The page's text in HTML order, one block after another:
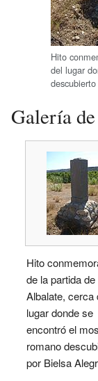
Hito
del lugar
Galería
Hito
de la partida de
Albalate, cerca
lugar donde se
encontró el
romano
por Bielsa